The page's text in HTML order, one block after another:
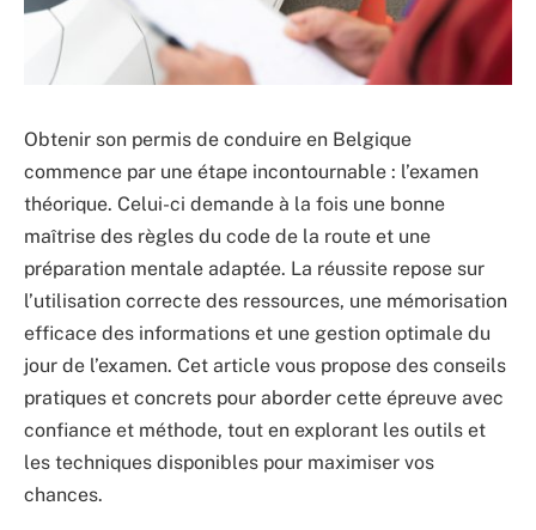
Obtenir son permis de conduire en Belgique
commence par une étape incontournable : l’examen
théorique. Celui-ci demande à la fois une bonne
maîtrise des règles du code de la route et une
préparation mentale adaptée. La réussite repose sur
l’utilisation correcte des ressources, une mémorisation
efficace des informations et une gestion optimale du
jour de l’examen. Cet article vous propose des conseils
pratiques et concrets pour aborder cette épreuve avec
confiance et méthode, tout en explorant les outils et
les techniques disponibles pour maximiser vos
chances.